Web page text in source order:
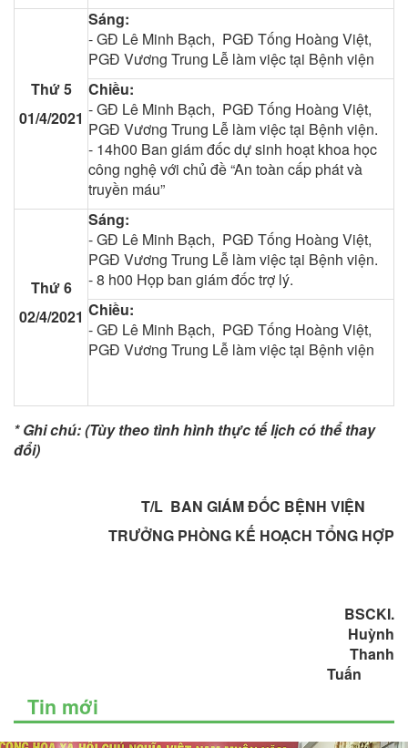
Thứ 5
01/4/2021
Sáng:
- GĐ Lê Minh Bạch, PGĐ Tống Hoàng Việt,
PGĐ Vương Trung Lễ làm việc tại Bệnh viện
Chiều:
- GĐ Lê Minh Bạch, PGĐ Tống Hoàng Việt,
PGĐ Vương Trung Lễ làm việc tại Bệnh viện.
- 14h00 Ban giám đốc dự sinh hoạt khoa học
công nghệ với chủ đề “An toàn cấp phát và
truyền máu”
Thứ 6
02/4/2021
Sáng:
- GĐ Lê Minh Bạch, PGĐ Tống Hoàng Việt,
PGĐ Vương Trung Lễ làm việc tại Bệnh viện.
- 8 h00 Họp ban giám đốc trợ lý.
Chiều:
- GĐ Lê Minh Bạch, PGĐ Tống Hoàng Việt,
PGĐ Vương Trung Lễ làm việc tại Bệnh viện
* Ghi chú: (Tùy theo tình hình thực tế lịch có thể thay
đổi)
T/L BAN GIÁM ĐỐC BỆNH VIỆN
TRƯỞNG PHÒNG KẾ HOẠCH TỔNG HỢP
BSCKI.
Huỳnh
Thanh
Tuấn
Tin mới